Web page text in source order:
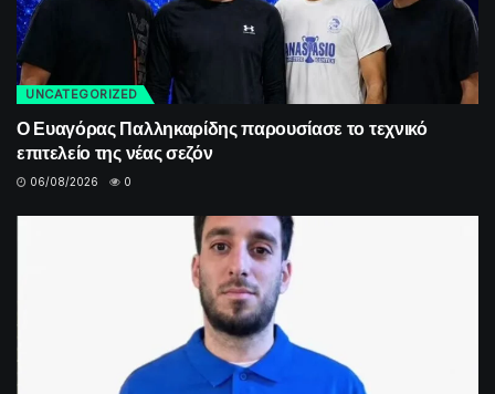
UNCATEGORIZED
Ο Ευαγόρας Παλληκαρίδης παρουσίασε το τεχνικό
επιτελείο της νέας σεζόν
06/08/2026 0